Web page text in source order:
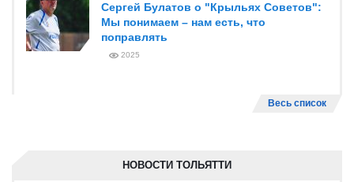
Сергей Булатов о "Крыльях Советов":
Мы понимаем – нам есть, что
поправлять
2025
Весь список
НОВОСТИ ТОЛЬЯТТИ